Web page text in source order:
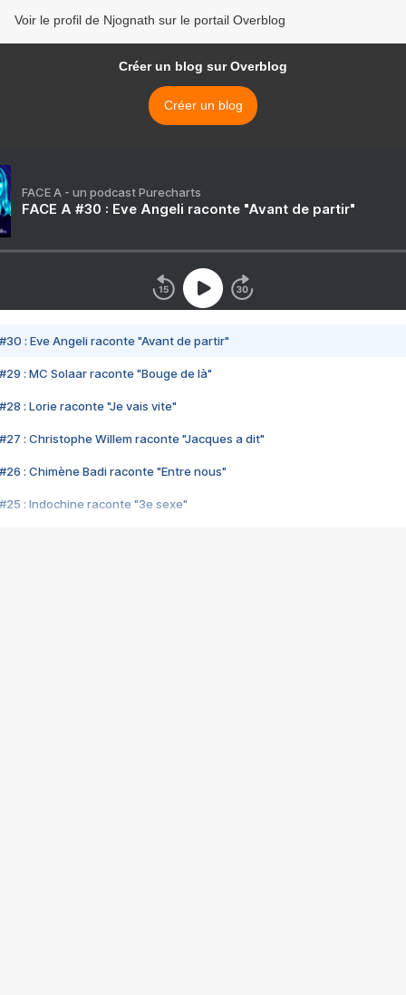
Voir le profil de Njognath sur le portail Overblog
Créer un blog sur Overblog
Créer un blog
FACE A - un podcast Purecharts
FACE A #30 : Eve Angeli raconte "Avant de partir"
#30 : Eve Angeli raconte "Avant de partir"
#29 : MC Solaar raconte "Bouge de là"
#28 : Lorie raconte "Je vais vite"
#27 : Christophe Willem raconte "Jacques a dit"
#26 : Chimène Badi raconte "Entre nous"
#25 : Indochine raconte "3e sexe"